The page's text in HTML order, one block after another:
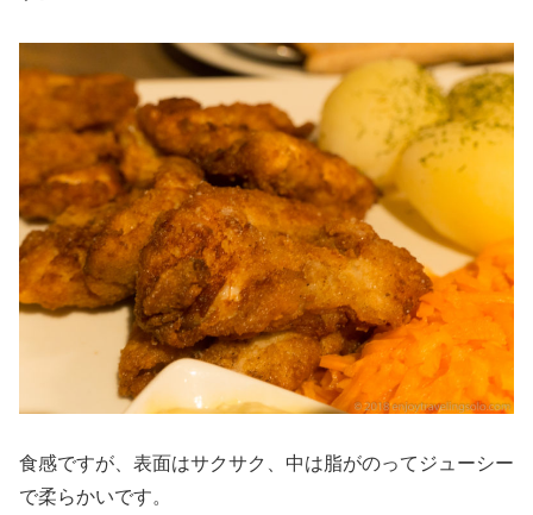
食感ですが、表面はサクサク、中は脂がのってジューシー
で柔らかいです。